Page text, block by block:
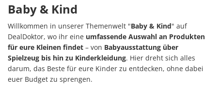
Baby & Kind
Willkommen in unserer Themenwelt "Baby & Kind" auf
DealDoktor, wo ihr eine umfassende Auswahl an Produkten
für eure Kleinen findet – von Babyausstattung über
Spielzeug bis hin zu Kinderkleidung. Hier dreht sich alles
darum, das Beste für eure Kinder zu entdecken, ohne dabei
euer Budget zu sprengen.